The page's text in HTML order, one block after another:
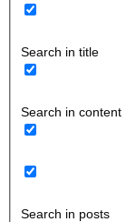
Search in title
Search in content
Search in posts